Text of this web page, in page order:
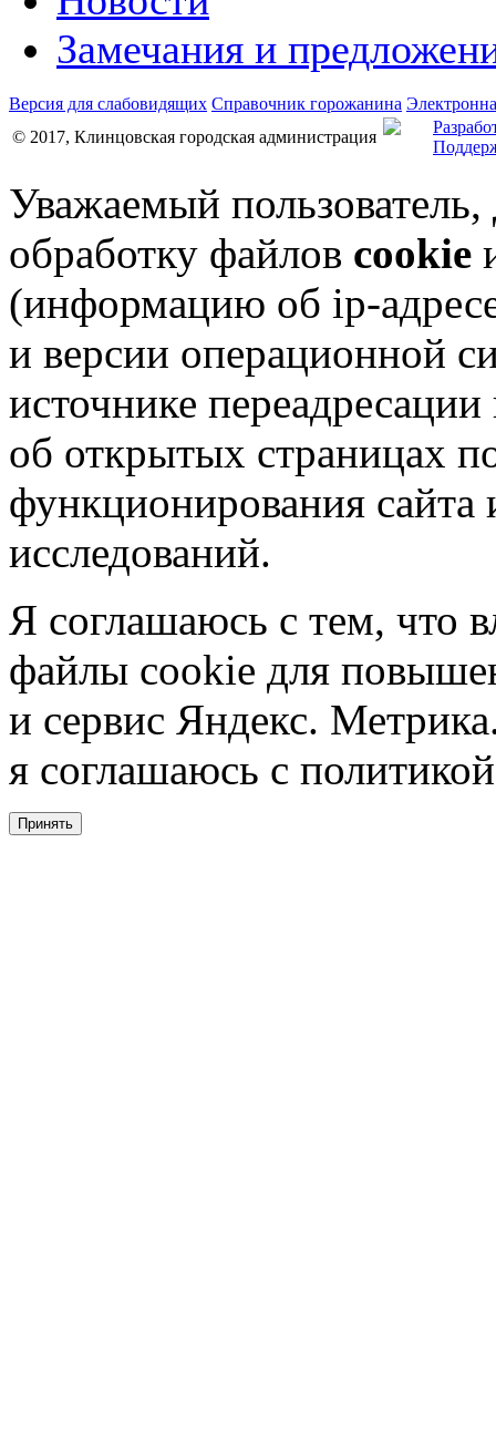
Замечания и
Версия для слабовидящих Справочник горожанина
© 2017, Клинцовская городская администрация
Уважаемый
обработку файлов cookie
(информацию об ip-
и версии операционной
источнике переадресации
об открытых страницах
функционирования сайта
исследований.
Я соглашаюсь с тем, что
файлы cookie для
и сервис Яндекс.
я соглашаюсь с
Принять